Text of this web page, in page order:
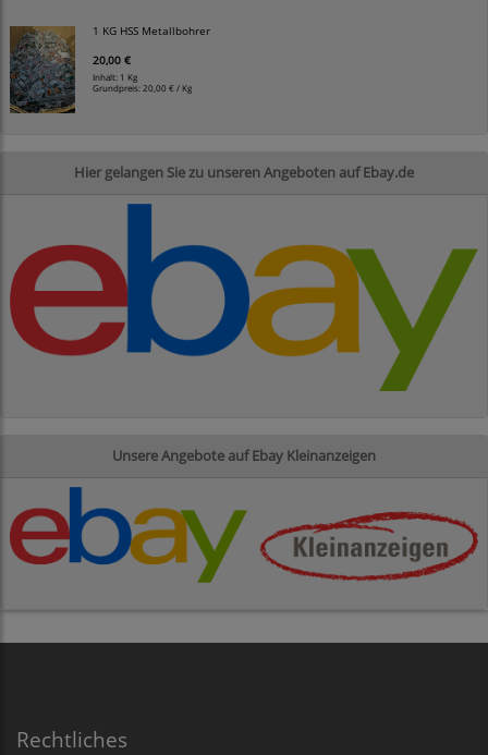
1 KG HSS Metallbohrer
20,00 €
Inhalt: 1 Kg
Grundpreis: 20,00 € / Kg
Hier gelangen Sie zu unseren Angeboten auf Ebay.de
Unsere Angebote auf Ebay Kleinanzeigen
Rechtliches